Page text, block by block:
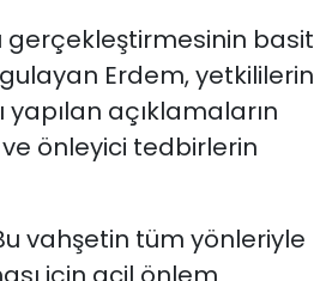
gerçekleştirmesinin basit
Erdem, yetkililerin
yapılan açıklamaların
önleyici tedbirlerin
vahşetin tüm yönleriyle